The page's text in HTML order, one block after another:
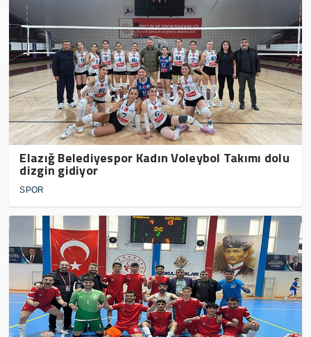
Elazığ Belediyespor Kadın Voleybol Takımı dolu
dizgin gidiyor
SPOR